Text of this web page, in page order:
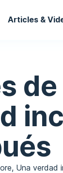
Main
Articles &
Una